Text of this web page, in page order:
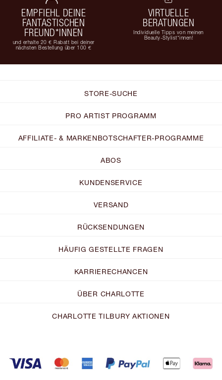
EMPFIEHL DEINE
FANTASTISCHEN
FREUND*INNEN
und erhalte 20 € Rabatt bei deiner
nächsten Bestellung über 100 €
VIRTUELLE
BERATUNGEN
Individuelle Tipps von meinen
Beauty-Stylist*innen!
STORE-SUCHE
PRO ARTIST PROGRAMM
AFFILIATE- & MARKENBOTSCHAFTER-PROGRAMME
ABOS
KUNDENSERVICE
VERSAND
RÜCKSENDUNGEN
HÄUFIG GESTELLTE FRAGEN
KARRIERECHANCEN
ÜBER CHARLOTTE
CHARLOTTE TILBURY AKTIONEN